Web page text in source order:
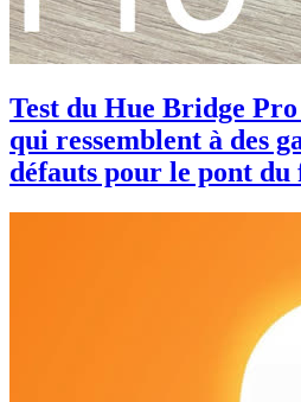
Test du Hue Bridge
qui ressemblent à des
défauts pour le pont